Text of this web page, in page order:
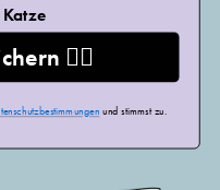
Katze
❤️‍🔥
und stimmst zu.